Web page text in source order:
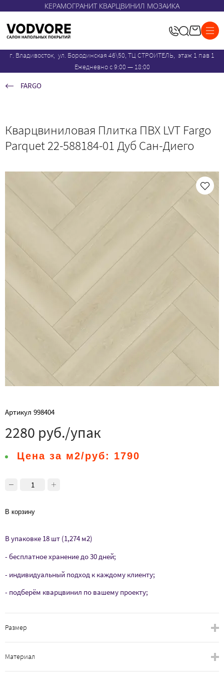
КЕРАМОГРАНИТ КВАРЦВИНИЛ МОЗАИКА
г. Владивосток, ул. Бородинская 46\50, ТЦ СТРОИТЕЛЬ, этаж 1 пав 1
Ежедневно с 9:00 — 18:00
FARGO
Кварцвиниловая Плитка ПВХ LVT Fargo
Parquet 22-588184-01 Дуб Сан-Диего
Артикул 998404
2280 руб./упак
Цена за м2/руб: 1790
В корзину
В упаковке 18 шт (1,274 м2)
- бесплатное хранение до 30 дней;
- индивидуальный подход к каждому клиенту;
- подберём кварцвинил по вашему проекту;
Размер
Материал